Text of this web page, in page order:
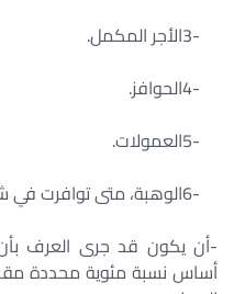
3-الأجر المكمل.
4-الحوافز.
5-العمولات.
6-الوهبة، متى توافرت في
-أن يكون قد جرى العرف
أساس نسبة مئوية محددة